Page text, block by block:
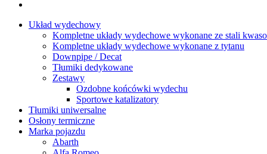
Układ wydechowy
Kompletne układy wydechowe wykonane ze stali
Kompletne układy wydechowe wykonane z tytanu
Downpipe / Decat
Tłumiki dedykowane
Zestawy
Ozdobne końcówki wydechu
Sportowe katalizatory
Tłumiki uniwersalne
Osłony termiczne
Marka pojazdu
Abarth